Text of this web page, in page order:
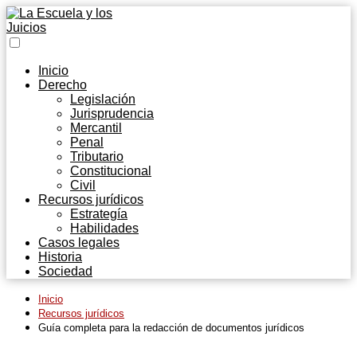
Inicio
Derecho
Legislación
Jurisprudencia
Mercantil
Penal
Tributario
Constitucional
Civil
Recursos jurídicos
Estrategía
Habilidades
Casos legales
Historia
Sociedad
Inicio
Recursos jurídicos
Guía completa para la redacción de documentos jurídicos